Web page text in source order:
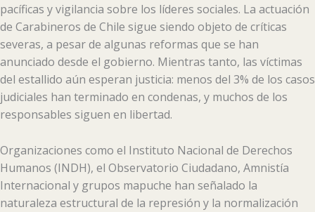
pacíficas y vigilancia sobre los líderes sociales. La actuación
de Carabineros de Chile sigue siendo objeto de críticas
severas, a pesar de algunas reformas que se han
anunciado desde el gobierno. Mientras tanto, las víctimas
del estallido aún esperan justicia: menos del 3% de los casos
judiciales han terminado en condenas, y muchos de los
responsables siguen en libertad.
Organizaciones como el Instituto Nacional de Derechos
Humanos (INDH), el Observatorio Ciudadano, Amnistía
Internacional y grupos mapuche han señalado la
naturaleza estructural de la represión y la normalización